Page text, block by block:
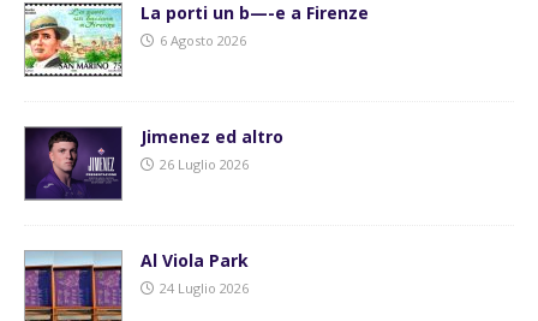
La porti un b—-e a Firenze
6 Agosto 2026
Jimenez ed altro
26 Luglio 2026
Al Viola Park
24 Luglio 2026